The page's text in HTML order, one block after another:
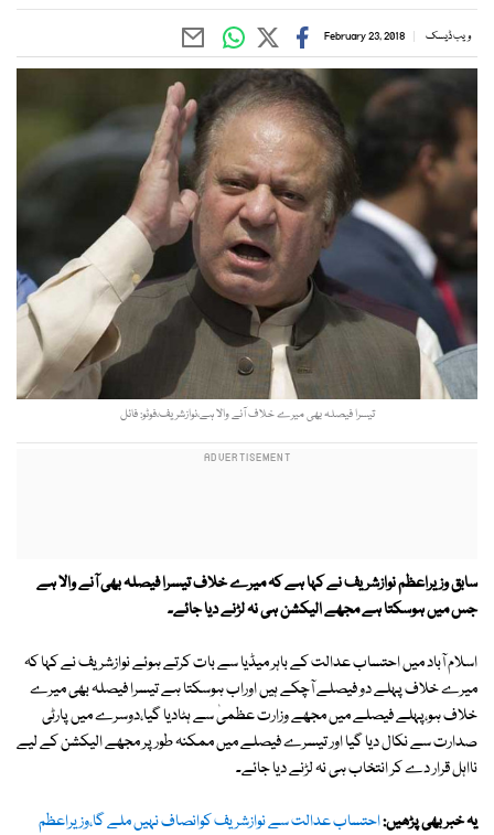
ویب ڈیسک February 23, 2018
تیسرا فیصلہ بھی میرے خلاف آنے والا ہے،نوازشریف،فوٹو: فائل
سابق وزیراعظم نوازشریف نے کہا ہے کہ میرے خلاف تیسرا فیصلہ بھی آنے والا ہے
جس میں ہوسکتا ہے مجھے الیکشن ہی نہ لڑنے دیا جائے۔
اسلام آباد میں احتساب عدالت کے باہر میڈیا سے بات کرتے ہوئے نوازشریف نے کہا کہ
میرے خلاف پہلے دو فیصلے آچکے ہیں اوراب ہوسکتا ہے تیسرا فیصلہ بھی میرے
خلاف ہو،پہلے فیصلے میں مجھے وزارت عظمیٰ سے ہٹادیا گیا،دوسرے میں پارٹی
صدارت سے نکال دیا گیا اور تیسرے فیصلے میں ممکنہ طور پر مجھے الیکشن کے لیے
نااہل قرار دے کر انتخاب ہی نہ لڑنے دیا جائے۔
یہ خبر بھی پڑھیں:احتساب عدالت سے نوازشریف کوانصاف نہیں ملے گا،وزیراعظم